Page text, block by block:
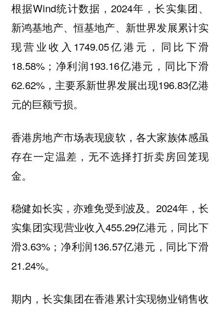
根据Wind统计数据，2024年，长实集团、
新鸿基地产、恒基地产、新世界发展累计实
现营业收入1749.05亿港元，同比下滑
18.58%；净利润193.16亿港元，同比下滑
62.62%，主要系新世界发展出现196.83亿港
元的巨额亏损。
香港房地产市场表现疲软，各大家族体感虽
存在一定温差，无不选择打折卖房回笼现
金。
稳健如长实，亦难免受到波及。2024年，长
实集团实现营业收入455.29亿港元，同比下
滑3.63%；净利润136.57亿港元，同比下滑
21.24%。
期内，长实集团在香港累计实现物业销售收